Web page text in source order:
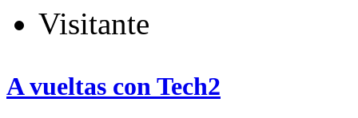
Visitante
A vueltas con Tech2